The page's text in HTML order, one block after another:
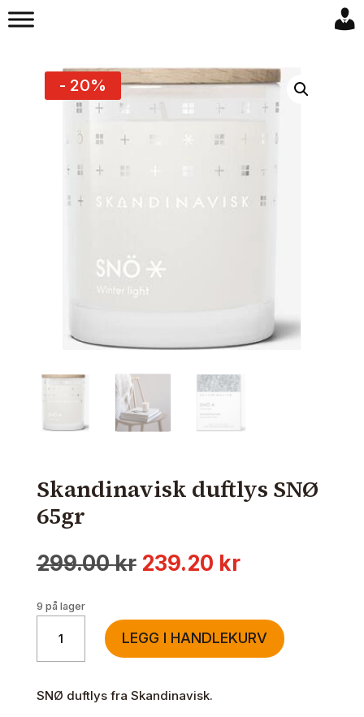
- 20%
Skandinavisk duftlys SNØ
65gr
299.00kr Opprinnelig
299.00 kr.
239.20 krNåværende
239.20 kr.
9 på lager
Skandinavisk
duftlys
SNØ
antall
LEGG I HANDLEKURV
SNØ duftlys fra Skandinavisk.